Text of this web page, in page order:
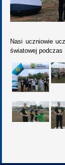
Nasi uczniowie
światowej